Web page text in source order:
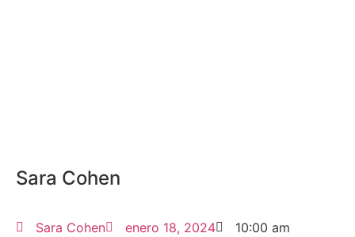
Sara Cohen
Sara Cohen enero 18, 2024
10:00 am